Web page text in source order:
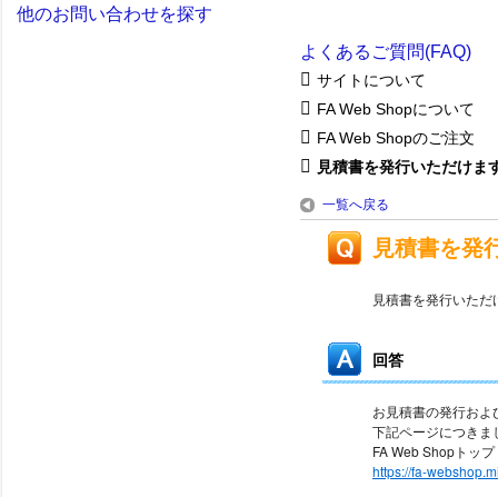
他のお問い合わせを探す
よくあるご質問(FAQ)
サイトについて
FA Web Shopについて
FA Web Shopのご注文
見積書を発行いただけま
一覧へ戻る
見積書を発
見積書を発行いただ
回答
お見積書の発行お
下記ページにつき
FA Web Shopトッ
https://fa-